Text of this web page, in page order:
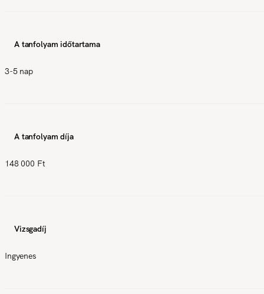
A tanfolyam időtartama
3-5 nap
A tanfolyam díja
148 000 Ft
Vizsgadíj
Ingyenes